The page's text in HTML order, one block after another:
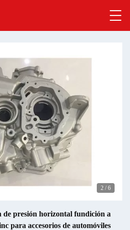
2 / 6
presión horizontal fundición a
para accesorios de automóviles